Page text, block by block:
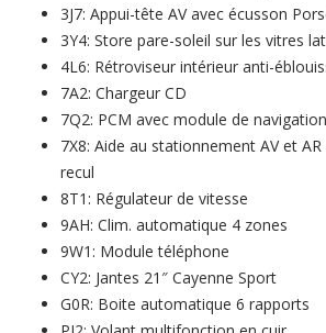
3J7: Appui-tête AV avec écusson
3Y4: Store pare-soleil sur les vitres
4L6: Rétroviseur intérieur anti-
7A2: Chargeur CD
7Q2: PCM avec module de navigation
7X8: Aide au stationnement AV et
recul
8T1: Régulateur de vitesse
9AH: Clim. automatique 4 zones
9W1: Module téléphone
CY2: Jantes 21″ Cayenne Sport
G0R: Boite automatique 6 rapports